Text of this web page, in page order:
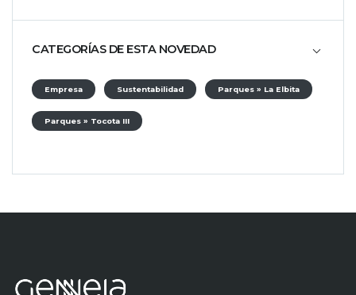
CATEGORÍAS DE ESTA NOVEDAD
Empresa Sustentabilidad Parques » La Elbita
Parques » Tocota III